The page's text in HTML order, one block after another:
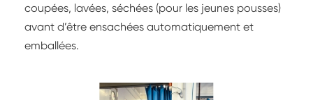
coupées, lavées, séchées (pour les jeunes pousses)
avant d’être ensachées automatiquement et
emballées.